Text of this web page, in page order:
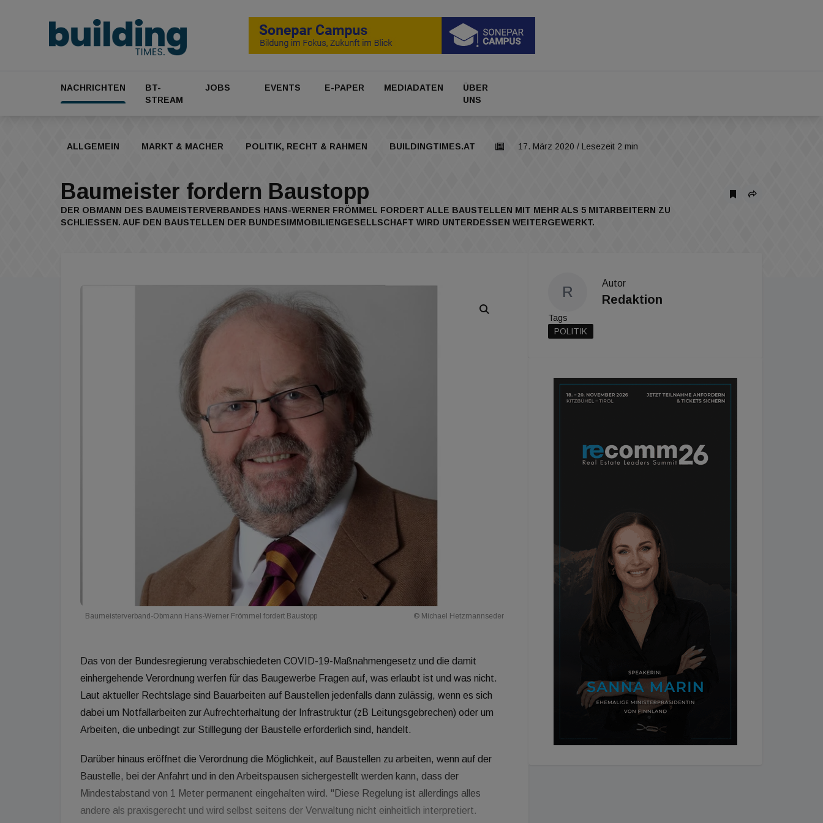
NACHRICHTEN
BT-
STREAM
JOBS EVENTS E-PAPER MEDIADATEN
ÜBER
UNS
ALLGEMEIN MARKT & MACHER POLITIK, RECHT & RAHMEN BUILDINGTIMES.AT 17. März 2020 / Lesezeit 2 min
Baumeister fordern Baustopp
DER OBMANN DES BAUMEISTERVERBANDES HANS-WERNER FRÖMMEL FORDERT ALLE BAUSTELLEN MIT MEHR ALS 5 MITARBEITERN ZU
SCHLIESSEN. AUF DEN BAUSTELLEN DER BUNDESIMMOBILIENGESELLSCHAFT WIRD UNTERDESSEN WEITERGEWERKT.
Baumeisterverband-Obmann Hans-Werner Frömmel fordert Baustopp © Michael Hetzmannseder
Das von der Bundesregierung verabschiedeten COVID-19-Maßnahmengesetz und die damit
einhergehende Verordnung werfen für das Baugewerbe Fragen auf, was erlaubt ist und was nicht.
Laut aktueller Rechtslage sind Bauarbeiten auf Baustellen jedenfalls dann zulässig, wenn es sich
dabei um Notfallarbeiten zur Aufrechterhaltung der Infrastruktur (zB Leitungsgebrechen) oder um
Arbeiten, die unbedingt zur Stilllegung der Baustelle erforderlich sind, handelt.
Darüber hinaus eröffnet die Verordnung die Möglichkeit, auf Baustellen zu arbeiten, wenn auf der
Baustelle, bei der Anfahrt und in den Arbeitspausen sichergestellt werden kann, dass der
Mindestabstand von 1 Meter permanent eingehalten wird. "Diese Regelung ist allerdings alles
andere als praxisgerecht und wird selbst seitens der Verwaltung nicht einheitlich interpretiert.
R
Autor
Redaktion
Tags
POLITIK